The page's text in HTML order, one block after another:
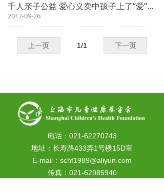
千人亲子公益 爱心义卖中孩子上了“爱”的第一课
2017-09-26
上一页 下一页
1/1
电话：021-62270743
地址：长寿路433弄1号楼15D室
E-mail：schf1989@aliyun.com
传真：021-62985940